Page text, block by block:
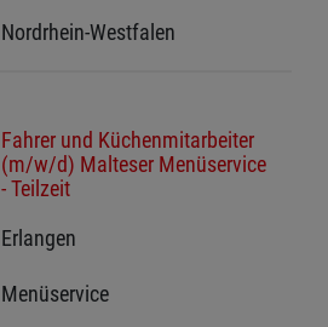
Nordrhein-Westfalen
Fahrer und Küchenmitarbeiter
(m/w/d) Malteser Menüservice
- Teilzeit
Erlangen
Menüservice